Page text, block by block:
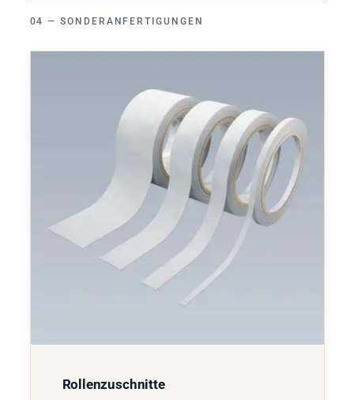
SONDERANFERTIGUNGEN
Rollenzuschnitte